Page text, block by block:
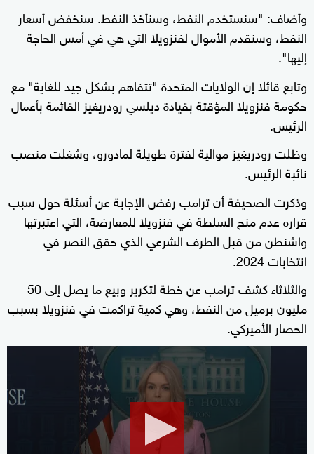
وأضاف: "سنستخدم النفط، وسنأخذ النفط. سنخفض أسعار
النفط، وسنقدم الأموال ‌لفنزويلا التي هي في أمس الحاجة
إليها".
وتابع قائلا إن الولايات المتحدة "تتفاهم بشكل جيد للغاية" مع
حكومة فنزويلا المؤقتة بقيادة ديلسي رودريغيز القائمة بأعمال
الرئيس.
وظلت رودريغيز موالية لفترة طويلة لمادورو، وشغلت ⁠منصب
نائبة الرئيس.
وذكرت الصحيفة أن ترامب رفض الإجابة عن أسئلة حول سبب
قراره عدم منح السلطة في فنزويلا للمعارضة، التي اعتبرتها
واشنطن من قبل الطرف الشرعي الذي حقق النصر في
انتخابات 2024.
والثلاثاء كشف ترامب عن خطة لتكرير ​وبيع ما يصل إلى 50
مليون برميل من النفط، وهي كمية تراكمت في فنزويلا بسبب
الحصار الأميركي.
of
2